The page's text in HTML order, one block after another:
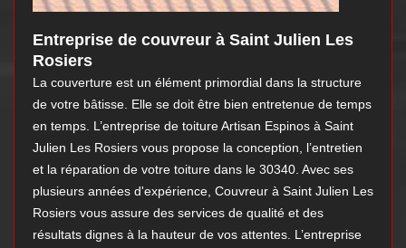
Entreprise de couvreur à Saint Julien Les
Rosiers
La couverture est un élément primordial dans la structure
de votre bâtisse. Elle se doit être bien entretenue de temps
en temps. L’entreprise de toiture Artisan Espinos à Saint
Julien Les Rosiers vous propose la conception, l’entretien
et la réparation de votre toiture dans le 30340. Avec ses
plusieurs années d'expérience, Couvreur à Saint Julien Les
Rosiers vous assure des services de qualité et des
résultats dignes à la hauteur de vos attentes. L’entreprise